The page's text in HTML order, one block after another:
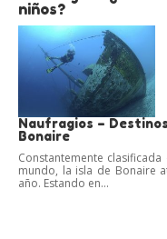
niños?
Naufragios –
Bonaire
Constantemente
mundo, la isla de Bonaire
año. Estando en...